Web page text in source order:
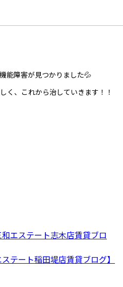
能障害が見つかりました💦
く、これから治していきます！！
ステート志木店賃貸ブロ
テート稲田堤店賃貸ブログ】